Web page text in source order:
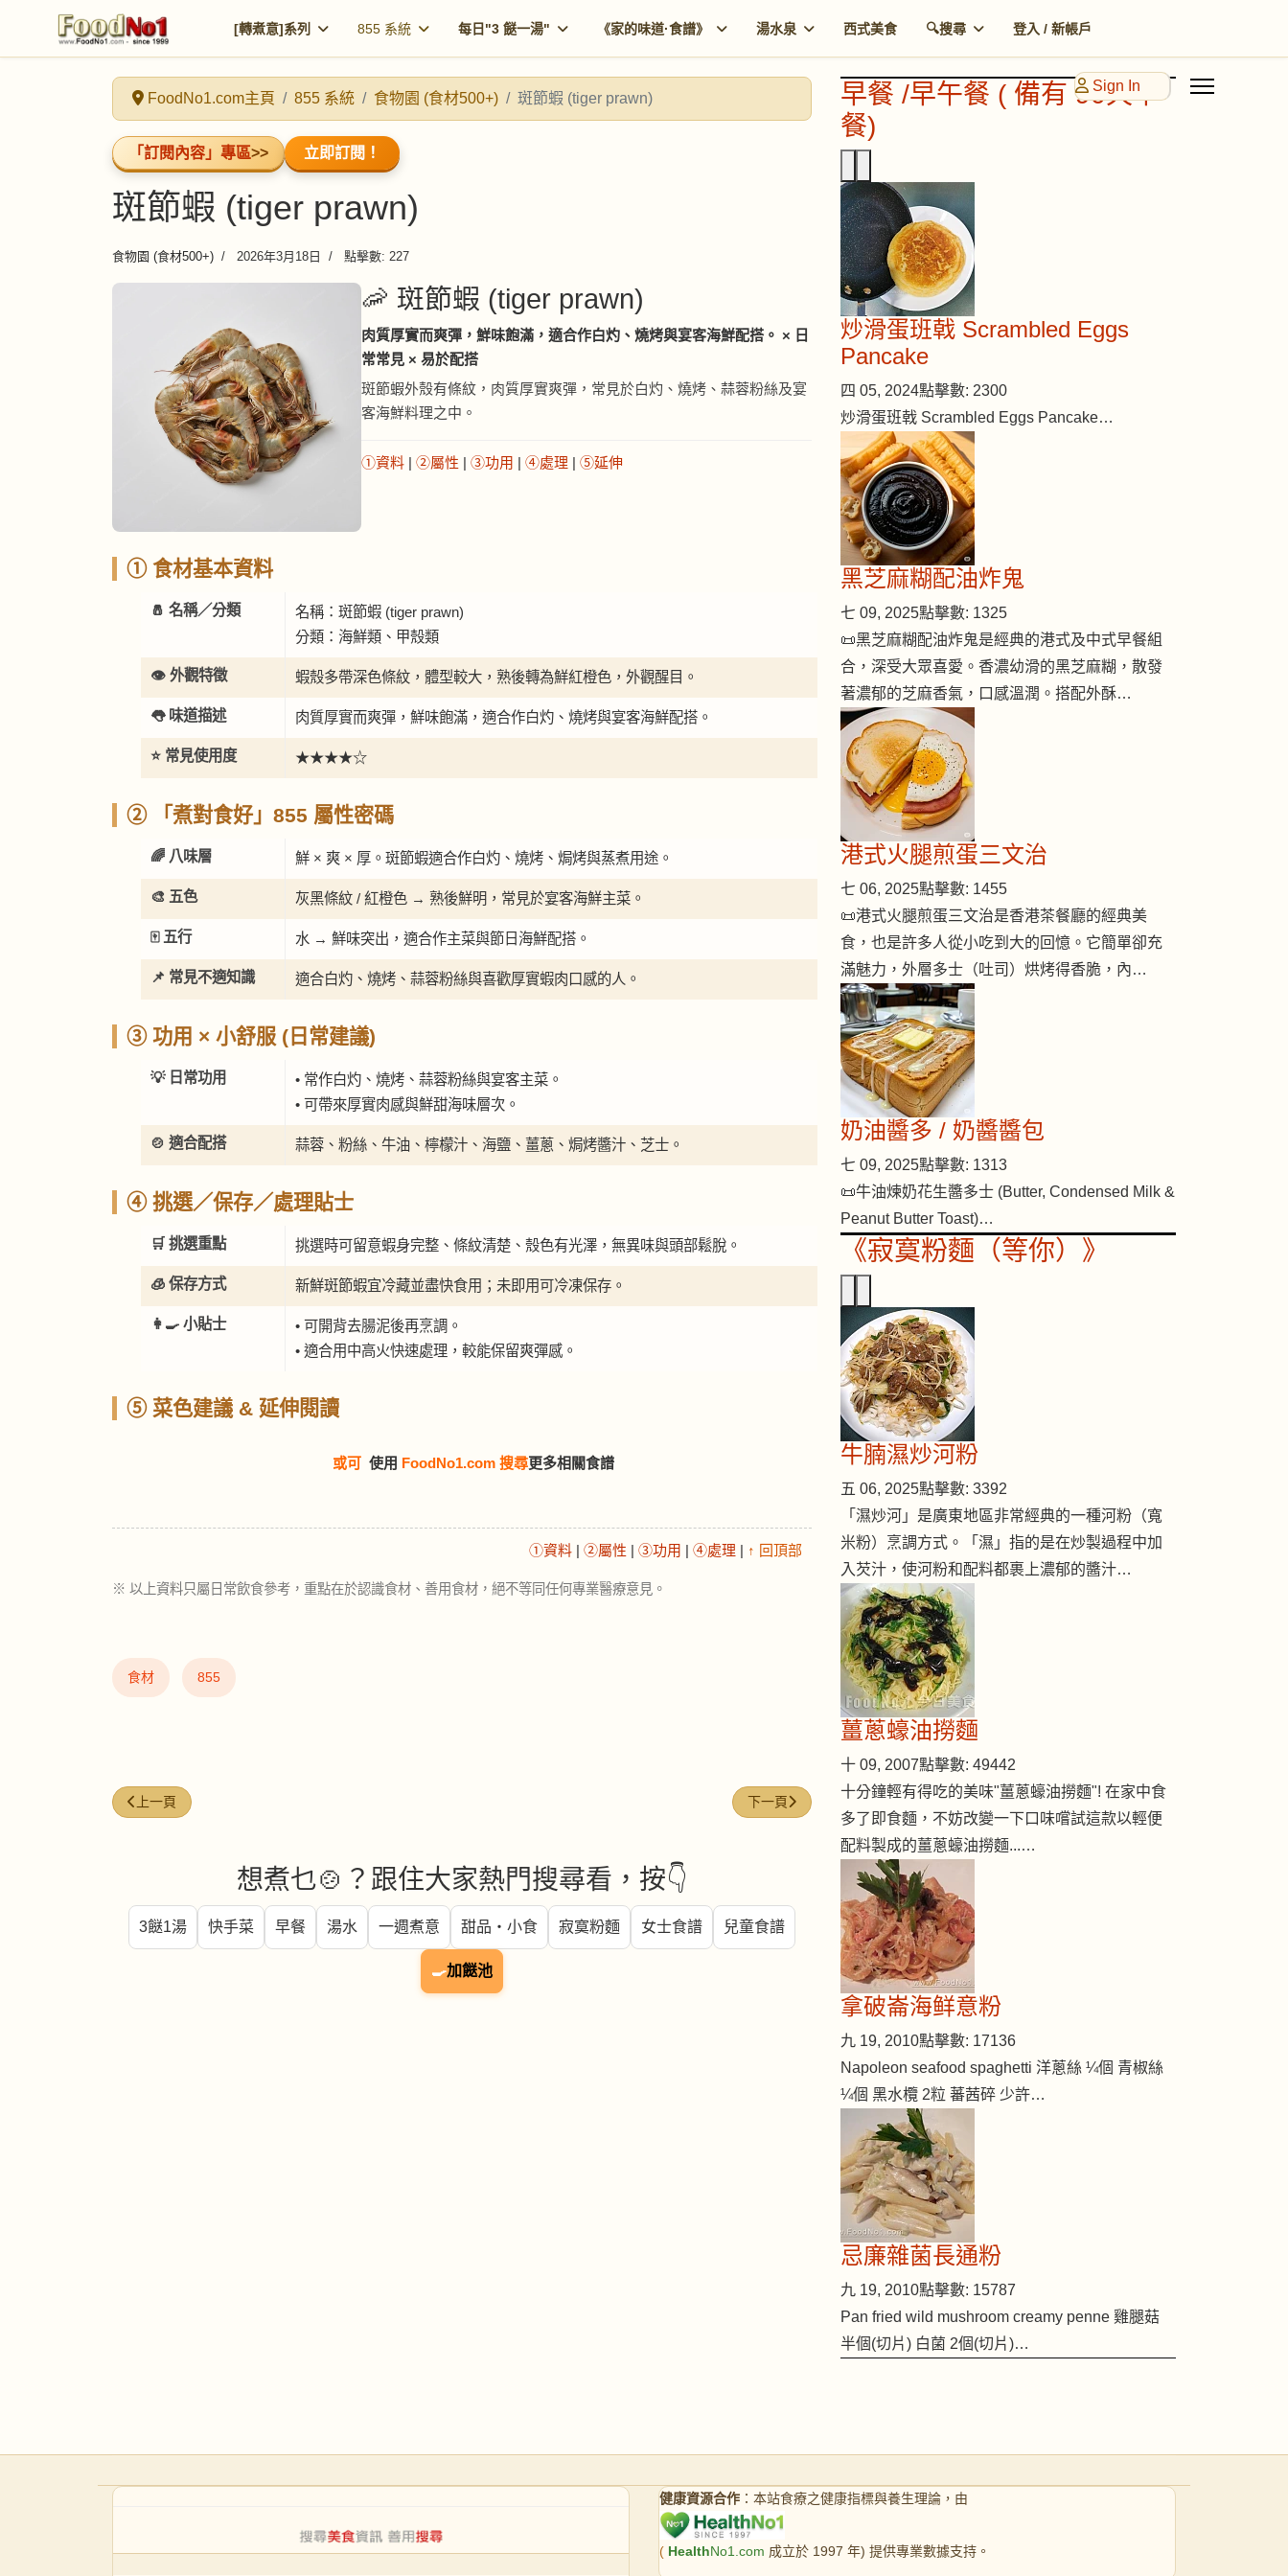
[轉煮意]系列 855 系統 每日"3 餸一湯" 《家的味道·食譜》 湯水泉 西式美食 🔍搜尋 登入 / 新帳戶
Sign In
FoodNo1.com主頁 855 系統 食物園 (食材500+) 斑節蝦 (tiger prawn)
「訂閱內容」專區>> 立即訂閱！
斑節蝦 (tiger prawn)
食物園 (食材500+) 2026年3月18日 點擊數: 227
🦐 斑節蝦 (tiger prawn)
肉質厚實而爽彈，鮮味飽滿，適合作白灼、燒烤與宴客海鮮配搭。 × 日
常常見 × 易於配搭
斑節蝦外殼有條紋，肉質厚實爽彈，常見於白灼、燒烤、蒜蓉粉絲及宴
客海鮮料理之中。
①資料 | ②屬性 | ③功用 | ④處理 | ⑤延伸
① 食材基本資料
🧂 名稱／分類
名稱：斑節蝦 (tiger prawn)
分類：海鮮類、甲殼類
👁️ 外觀特徵 蝦殼多帶深色條紋，體型較大，熟後轉為鮮紅橙色，外觀醒目。
👅 味道描述 肉質厚實而爽彈，鮮味飽滿，適合作白灼、燒烤與宴客海鮮配搭。
⭐ 常見使用度 ★★★★☆
② 「煮對食好」855 屬性密碼
🌈 八味層 鮮 × 爽 × 厚。斑節蝦適合作白灼、燒烤、焗烤與蒸煮用途。
🎨 五色 灰黑條紋 / 紅橙色 → 熟後鮮明，常見於宴客海鮮主菜。
🀄 五行 水 → 鮮味突出，適合作主菜與節日海鮮配搭。
📌 常見不適知識 適合白灼、燒烤、蒜蓉粉絲與喜歡厚實蝦肉口感的人。
③ 功用 × 小舒服 (日常建議)
💡 日常功用
• 常作白灼、燒烤、蒜蓉粉絲與宴客主菜。
• 可帶來厚實肉感與鮮甜海味層次。
🍲 適合配搭 蒜蓉、粉絲、牛油、檸檬汁、海鹽、薑蔥、焗烤醬汁、芝士。
④ 挑選／保存／處理貼士
🛒 挑選重點 挑選時可留意蝦身完整、條紋清楚、殼色有光澤，無異味與頭部鬆脫。
🧊 保存方式 新鮮斑節蝦宜冷藏並盡快食用；未即用可冷凍保存。
👩‍🍳 小貼士
• 可開背去腸泥後再烹調。
• 適合用中高火快速處理，較能保留爽彈感。
⑤ 菜色建議 & 延伸閱讀
或可 使用 FoodNo1.com 搜尋更多相關食譜
①資料 | ②屬性 | ③功用 | ④處理 | ↑ 回頂部
※ 以上資料只屬日常飲食參考，重點在於認識食材、善用食材，絕不等同任何專業醫療意見。
食材 855
上一篇文章: 牛絞肉 (Ground beef)
上一頁 下一篇文章: 石斑 (grouper-fish)
下一頁
想煮乜🍲？跟住大家熱門搜尋看，按👇
3餸1湯 快手菜 早餐 湯水 一週煮意 甜品・小食 寂寞粉麵 女士食譜 兒童食譜
🍳加餸池
早餐 /早午餐 ( 備有 90天早
餐)
炒滑蛋班戟 Scrambled Eggs
Pancake
四 05, 2024點擊數: 2300
炒滑蛋班戟 Scrambled Eggs Pancake…
黑芝麻糊配油炸鬼
七 09, 2025點擊數: 1325
📜黑芝麻糊配油炸鬼是經典的港式及中式早餐組
合，深受大眾喜愛。香濃幼滑的黑芝麻糊，散發
著濃郁的芝麻香氣，口感溫潤。搭配外酥…
港式火腿煎蛋三文治
七 06, 2025點擊數: 1455
📜港式火腿煎蛋三文治是香港茶餐廳的經典美
食，也是許多人從小吃到大的回憶。它簡單卻充
滿魅力，外層多士（吐司）烘烤得香脆，內…
奶油醬多 / 奶醬醬包
七 09, 2025點擊數: 1313
📜牛油煉奶花生醬多士 (Butter, Condensed Milk &
Peanut Butter Toast)…
《寂寞粉麵（等你）》
牛腩濕炒河粉
五 06, 2025點擊數: 3392
「濕炒河」是廣東地區非常經典的一種河粉（寬
米粉）烹調方式。「濕」指的是在炒製過程中加
入芡汁，使河粉和配料都裹上濃郁的醬汁…
薑蔥蠔油撈麵
十 09, 2007點擊數: 49442
十分鐘輕有得吃的美味"薑蔥蠔油撈麵"! 在家中食
多了即食麵，不妨改變一下口味嚐試這款以輕便
配料製成的薑蔥蠔油撈麵...…
拿破崙海鲜意粉
九 19, 2010點擊數: 17136
Napoleon seafood spaghetti 洋蔥絲 ¼個 青椒絲
¼個 黑水欖 2粒 蕃茜碎 少許…
忌廉雜菌長通粉
九 19, 2010點擊數: 15787
Pan fried wild mushroom creamy penne 雞腿菇
半個(切片) 白菌 2個(切片)…
健康資源合作 ：本站食療之健康指標與養生理論，由
( HealthNo1.com 成立於 1997 年) 提供專業數據支持。